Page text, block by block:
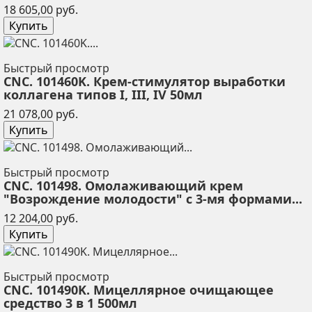
18 605,00 руб.
Купить
Быстрый просмотр
CNC. 101460K. Крем-стимулятор выработки
коллагена типов I, III, IV 50мл
21 078,00 руб.
Купить
Быстрый просмотр
CNC. 101498. Омолаживающий крем
"Возрождение молодости" с 3-мя формами...
12 204,00 руб.
Купить
Быстрый просмотр
CNC. 101490K. Мицеллярное очищающее
средство 3 в 1 500мл